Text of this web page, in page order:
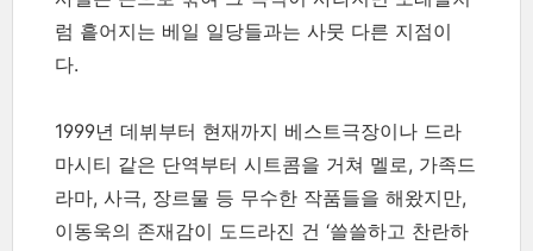
럼 흩어지는 베일 일당들과는 사뭇 다른 지점이
다.
1999년 데뷔부터 현재까지 베스트극장이나 드라
마시티 같은 단역부터 시트콤을 거쳐 멜로, 가족드
라마, 사극, 장르물 등 무수한 작품들을 해왔지만,
이동욱의 존재감이 도드라진 건 ‘쓸쓸하고 찬란하